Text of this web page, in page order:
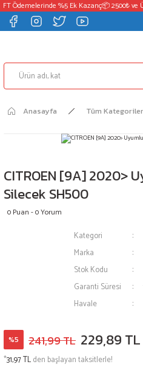
Ödemelerinde %5 Ek Kazanç📦 2500₺ ve
Anasayfa Tüm Kategoriler
CITROEN [9A] 2020>
Silecek SH500
0 Puan - 0 Yorum
Kategori
Marka
Stok Kodu
Garanti Süresi
Havale
%5 241,99 TL 229,89 TL
*31,97 TLden başlayan taksitlerle!